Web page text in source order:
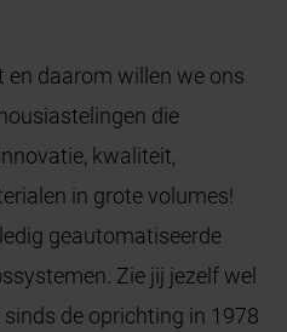
daarom willen we ons
die
kwaliteit,
in grote volumes!
geautomatiseerde
Zie jij jezelf wel
de oprichting in 1978